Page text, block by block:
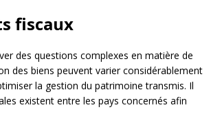
fiscaux
des questions complexes en matière de
des biens peuvent varier considérablement
la gestion du patrimoine transmis. Il
existent entre les pays concernés afin